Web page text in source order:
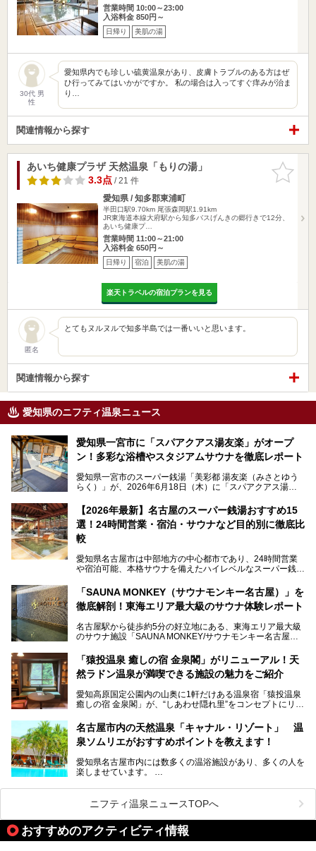
営業時間 10:00～23:00
入浴料金 850円～
日帰り 美肌の湯
30代 男
性
愛知県内でも珍しい硫黄温泉があり、皮膚トラブルのある方はぜ
ひ行ってみてはいかがですか。 私の場合は入ってすぐ痒みが治ま
り…
関連情報から探す
お気に入
りに追加
あいち健康プラザ 天然温泉「もりの湯」
3.3点/ 21 件
愛知県 / 知多郡東浦町
半田口駅9.70km 尾張森岡駅1.91km
JR東海道本線大府駅から知多バスげんきの郷行きで12分、
あいち健康プ…
営業時間 11:00～21:00
入浴料金 650円～
日帰り 宿泊 美肌の湯
楽天トラベルの宿泊プランを見る
匿名
とてもヌルヌルで知多半島では一番いいと思います。
関連情報から探す
愛知県のニフティ温泉ニュース
愛知県一宮市に「スパアクアス湯友楽」がオープ
ン！多彩な浴槽やスタジアムサウナを徹底レポート
愛知県一宮市のスーパー銭湯「美彩都 湯友楽（みさとゆう
らく）」が、2026年6月18日（木）に「スパアクアス湯友
この地で30年にわたり愛され続けてきた施設だからこそ、
地元住民をはじめオープンを待ちわびている人も多いのでは
ないでしょうか。
老朽化した設備の補修を機に、2年前からじっくり構想を練
ってきたというだけあって、館内の充実度は想像以上。
以前の4倍に拡張したという露天エリアや10の浴槽、40人収
容の巨大なスタジアムサウナに、岩盤浴やリラクゼーション
までまるごと楽しめる施設に生まれ変わりました。
今回は、全面リニューアルして新しくなった「スパアクアス
【2026年最新】名古屋のスーパー銭湯おすすめ15
選！24時間営業・宿泊・サウナなど目的別に徹底比
較
愛知県名古屋市は中部地方の中心都市であり、24時間営業
や宿泊可能、本格サウナを備えたハイレベルなスーパー銭湯
そのため、「日々の仕事の疲れを心身ともにリセットした
い」「休日に時間を忘れて1日中ダラダラ過ごしたい」「コ
くある点が魅力です！
お好みの温泉施設を見つけて楽しんでくださいね。
「SAUNA MONKEY（サウナモンキー名古屋）」を
徹底解剖！東海エリア最大級のサウナ体験レポート
名古屋駅から徒歩約5分の好立地にある、東海エリア最大級
のサウナ施設「SAUNA MONKEY/サウナモンキー名古屋」
「名古屋駅周辺ってサウナが少ないよね」という声をよく耳
にするだけあり、アクセスの良さにも胸が高鳴ります。
今回は普段は男性専用となっているパブリックサウナが、女
さっそく取材してきました！
「猿投温泉 癒しの宿 金泉閣」がリニューアル！天
然ラドン温泉が満喫できる施設の魅力をご紹介
愛知高原国定公園内の山奥に1軒だけある温泉宿「猿投温泉
癒しの宿 金泉閣」が、“しあわせ隠れ里”をコンセプトにリニ
天然ラドン温泉が堪能できるお風呂や、新設・改装された客
室、地元の食材と温泉水で作られたお料理……。
ご紹介します。
名古屋市内の天然温泉「キャナル・リゾート」 温
泉ソムリエがおすすめポイントを教えます！
愛知県名古屋市内には数多くの温浴施設があり、多くの人を
楽しませています。
ムリエの目線で紹介していきます！
名古屋市内にはスーパー銭湯や日帰り温泉が多く、「どこに
行こうかな？」と悩んでしまう方も多いと思います。
ぜひこの記事を参考にして「キャナル・リゾート」に出かけ
てみるのはいかがでしょうか？
ニフティ温泉ニュースTOPへ
おすすめのアクティビティ情報